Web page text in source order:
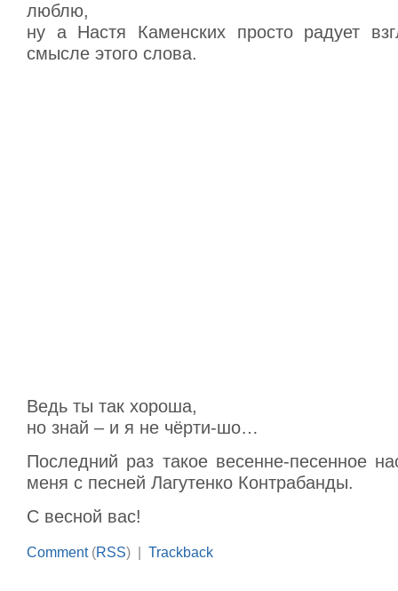
люблю,
ну а Настя Каменских просто радует
смысле этого слова.
Ведь ты так хороша,
но знай – и я не чёрти-шо…
Последний раз такое весенне-песенное
меня с песней Лагутенко Контрабанды.
С весной вас!
Comment(RSS) | Trackback